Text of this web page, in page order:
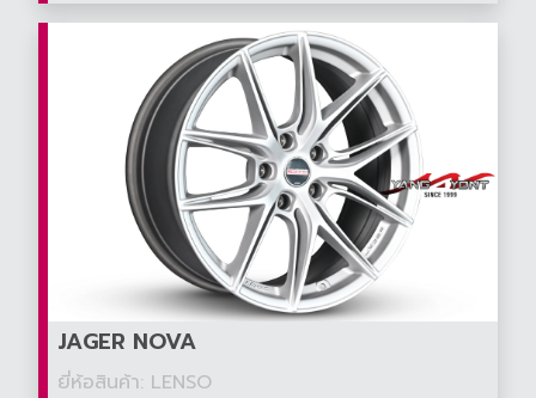
JAGER NOVA
ยี่ห้อสินค้า: LENSO